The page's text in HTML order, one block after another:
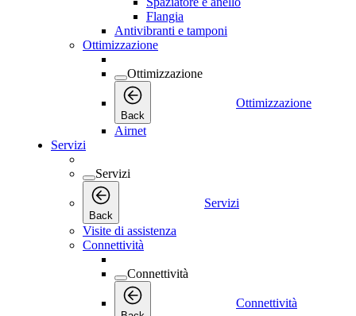
Flangia
Antivibranti e tamponi
Ottimizzazione
Ottimizzazione
Back
Ottimizzazione
Airnet
Servizi
Servizi
Back
Servizi
Visite di assistenza
Connettività
Connettività
Connettività